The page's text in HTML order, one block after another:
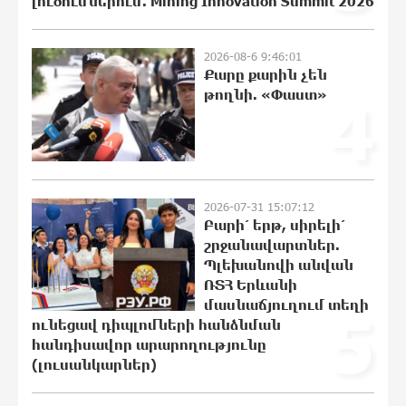
զորակցություն է հայտնում Ամենայն
Հայոց Կաթողիկոսին
20:43:42 6-08-2026
Ավտովթար՝ Կոտայքի մարզում.
Զովունի-Եղվարդ ճանապարհին
բախվել են «Alfa Romeo»-ն և «Opel»-ը.
կա վիրավոր
20:26:38 6-08-2026
Արժևորվում է Շիրակի երգիծական
բանահյուսությունը
20:08:02 6-08-2026
Վրաստանում պետական ​​
պաշտոնյային կաշառելու փորձի
2026-08-6 9:46:01
Քարը քարին չեն
թողնի. «Փաստ»
2026-07-31 15:07:12
Բարի՛ երթ, սիրելի՛
շրջանավարտներ.
Պլեխանովի անվան
ՌՏՀ Երևանի
մասնաճյուղում տեղի
ունեցավ դիպլոմների հանձնման
հանդիսավոր արարողությունը
(լուսանկարներ)